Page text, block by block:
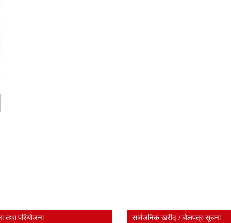
तथा परियोजना सार्वजनिक खरीद / बोलपत्र सूचना